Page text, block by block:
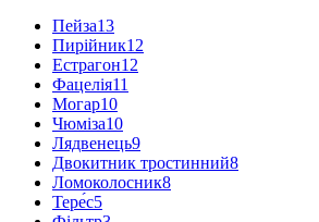
Пейза13
Пирійник12
Естрагон12
Фацелія11
Могар10
Чюміза10
Лядвенець9
Двокитник тростинний8
Ломоколосник8
Тере́с5